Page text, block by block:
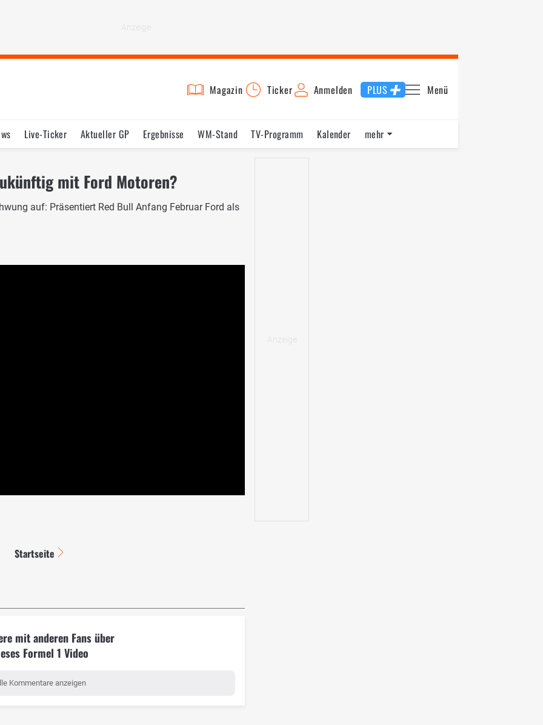
Magazin Ticker Anmelden PLUS Menü
Live-Ticker Aktueller GP Ergebnisse WM-Stand TV-Programm
Kalender
mehr
mit Ford Motoren?
auf: Präsentiert Red Bull Anfang Februar Ford als
Startseite
mit anderen Fans über
Formel 1 Video
Kommentare anzeigen